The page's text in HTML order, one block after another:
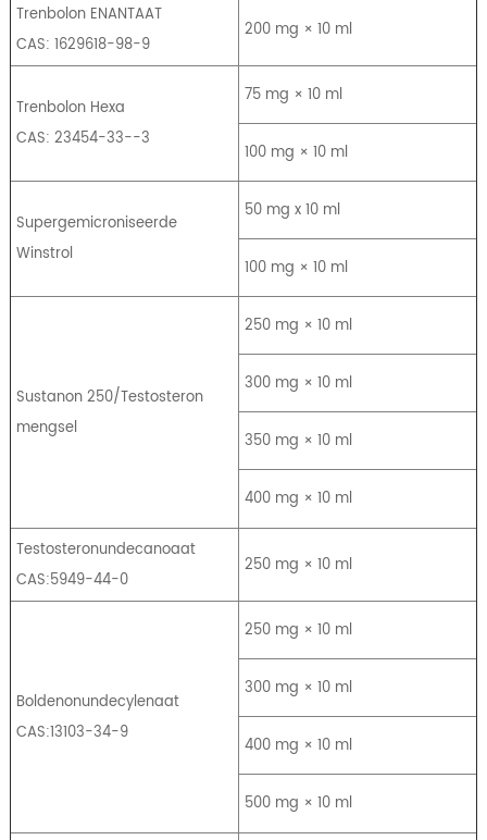
Trenbolon ENANTAAT
CAS: 1629618-98-9
200 mg × 10 ml
Trenbolon Hexa
CAS: 23454-33--3
75 mg × 10 ml
100 mg × 10 ml
Supergemicroniseerde
Winstrol
50 mg x 10 ml
100 mg × 10 ml
Sustanon 250/Testosteron
mengsel
250 mg × 10 ml
300 mg × 10 ml
350 mg × 10 ml
400 mg × 10 ml
Testosteronundecanoaat
CAS:5949-44-0
250 mg × 10 ml
Boldenonundecylenaat
CAS:13103-34-9
250 mg × 10 ml
300 mg × 10 ml
400 mg × 10 ml
500 mg × 10 ml